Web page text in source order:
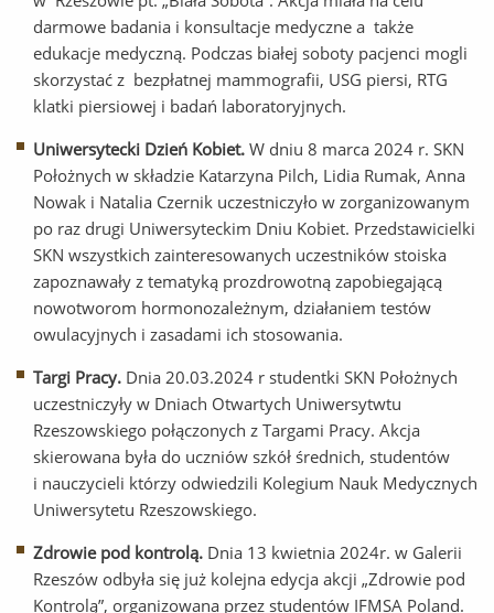
darmowe badania i konsultacje medyczne a także
edukacje medyczną. Podczas białej soboty pacjenci mogli
skorzystać z bezpłatnej mammografii, USG piersi, RTG
klatki piersiowej i badań laboratoryjnych.
Uniwersytecki Dzień Kobiet. W dniu 8 marca 2024 r. SKN
Położnych w składzie Katarzyna Pilch, Lidia Rumak, Anna
Nowak i Natalia Czernik uczestniczyło w zorganizowanym
po raz drugi Uniwersyteckim Dniu Kobiet. Przedstawicielki
SKN wszystkich zainteresowanych uczestników stoiska
zapoznawały z tematyką prozdrowotną zapobiegającą
nowotworom hormonozależnym, działaniem testów
owulacyjnych i zasadami ich stosowania.
Targi Pracy. Dnia 20.03.2024 r studentki SKN Położnych
uczestniczyły w Dniach Otwartych Uniwersytwtu
Rzeszowskiego połączonych z Targami Pracy. Akcja
skierowana była do uczniów szkół średnich, studentów
i nauczycieli którzy odwiedzili Kolegium Nauk Medycznych
Uniwersytetu Rzeszowskiego.
Zdrowie pod kontrolą. Dnia 13 kwietnia 2024r. w Galerii
Rzeszów odbyła się już kolejna edycja akcji „Zdrowie pod
Kontrolą”, organizowana przez studentów IFMSA Poland.